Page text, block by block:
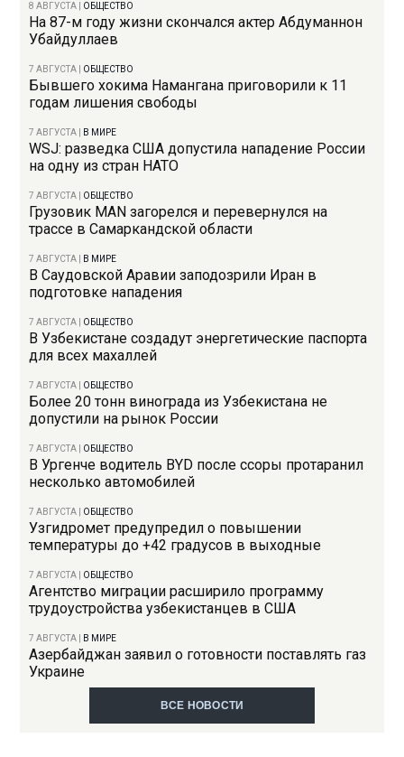
8 АВГУСТА ОБЩЕСТВО
На 87-м году жизни скончался актер Абдуманнон
Убайдуллаев
7 АВГУСТА ОБЩЕСТВО
Бывшего хокима Намангана приговорили к 11
годам лишения свободы
7 АВГУСТА В МИРЕ
WSJ: разведка США допустила нападение России
на одну из стран НАТО
7 АВГУСТА ОБЩЕСТВО
Грузовик MAN загорелся и перевернулся на
трассе в Самаркандской области
7 АВГУСТА В МИРЕ
В Саудовской Аравии заподозрили Иран в
подготовке нападения
7 АВГУСТА ОБЩЕСТВО
В Узбекистане создадут энергетические паспорта
для всех махаллей
7 АВГУСТА ОБЩЕСТВО
Более 20 тонн винограда из Узбекистана не
допустили на рынок России
7 АВГУСТА ОБЩЕСТВО
В Ургенче водитель BYD после ссоры протаранил
несколько автомобилей
7 АВГУСТА ОБЩЕСТВО
Узгидромет предупредил о повышении
температуры до +42 градусов в выходные
7 АВГУСТА ОБЩЕСТВО
Агентство миграции расширило программу
трудоустройства узбекистанцев в США
7 АВГУСТА В МИРЕ
Азербайджан заявил о готовности поставлять газ
Украине
ВСЕ НОВОСТИ